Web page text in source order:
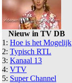
Nieuw in TV DB
1: Hoe is het Mogelijk
2: Typisch RTL
3: Kanaal 13
4: VTV
5: Super Channel